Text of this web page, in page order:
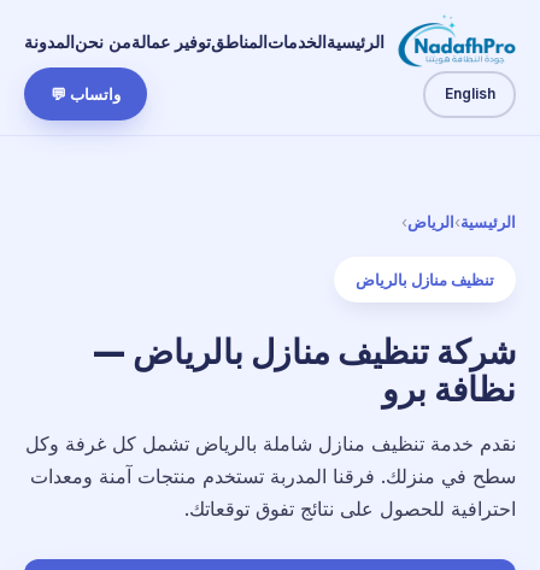
الرئيسيةالخدماتالمناطقتوفير عمالةمن نحنالمدونة
English واتساب 💬
الرئيسية›الرياض›
تنظيف منازل بالرياض
شركة تنظيف منازل بالرياض —
نظافة برو
نقدم خدمة تنظيف منازل شاملة بالرياض تشمل كل غرفة وكل
سطح في منزلك. فرقنا المدربة تستخدم منتجات آمنة ومعدات
احترافية للحصول على نتائج تفوق توقعاتك.